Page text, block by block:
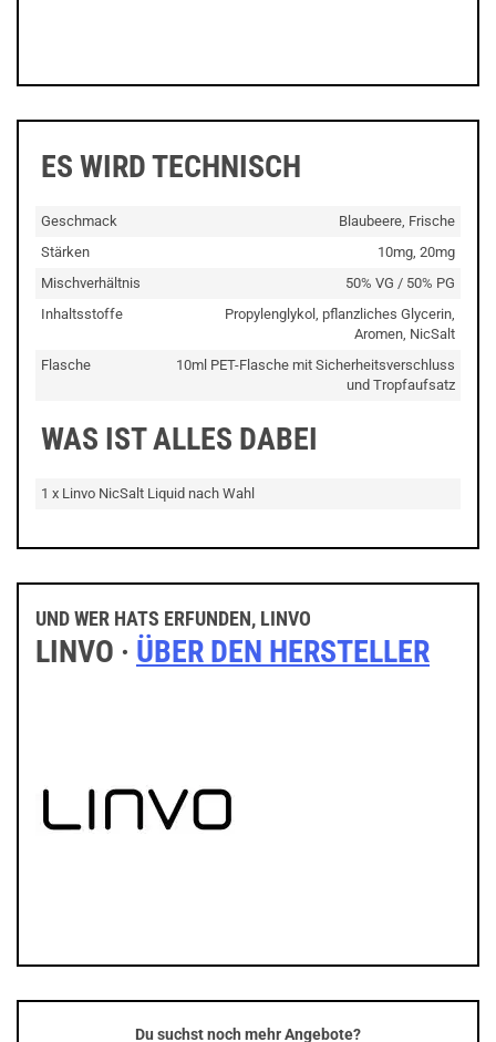
ES WIRD TECHNISCH
Geschmack
Blaubeere, Frische
Stärken
10mg, 20mg
Mischverhältnis
50% VG / 50% PG
Inhaltsstoffe
Propylenglykol, pflanzliches Glycerin,
Aromen, NicSalt
Flasche
10ml PET-Flasche mit Sicherheitsverschluss
und Tropfaufsatz
WAS IST ALLES DABEI
1 x Linvo NicSalt Liquid nach Wahl
UND WER HATS ERFUNDEN, LINVO
LINVO · ÜBER DEN HERSTELLER
Du suchst noch mehr Angebote?